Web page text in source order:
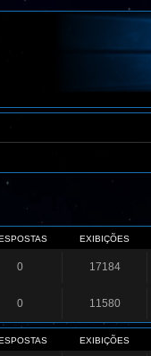
EXIBIÇÕES
0 17184
0 11580
EXIBIÇÕES